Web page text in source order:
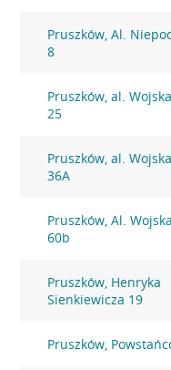
Pruszków, Al.
8
Pruszków, al.
25
Pruszków, al.
36A
Pruszków, Al.
60b
Pruszków, Henryka
Sienkiewicza 19
Pruszków,